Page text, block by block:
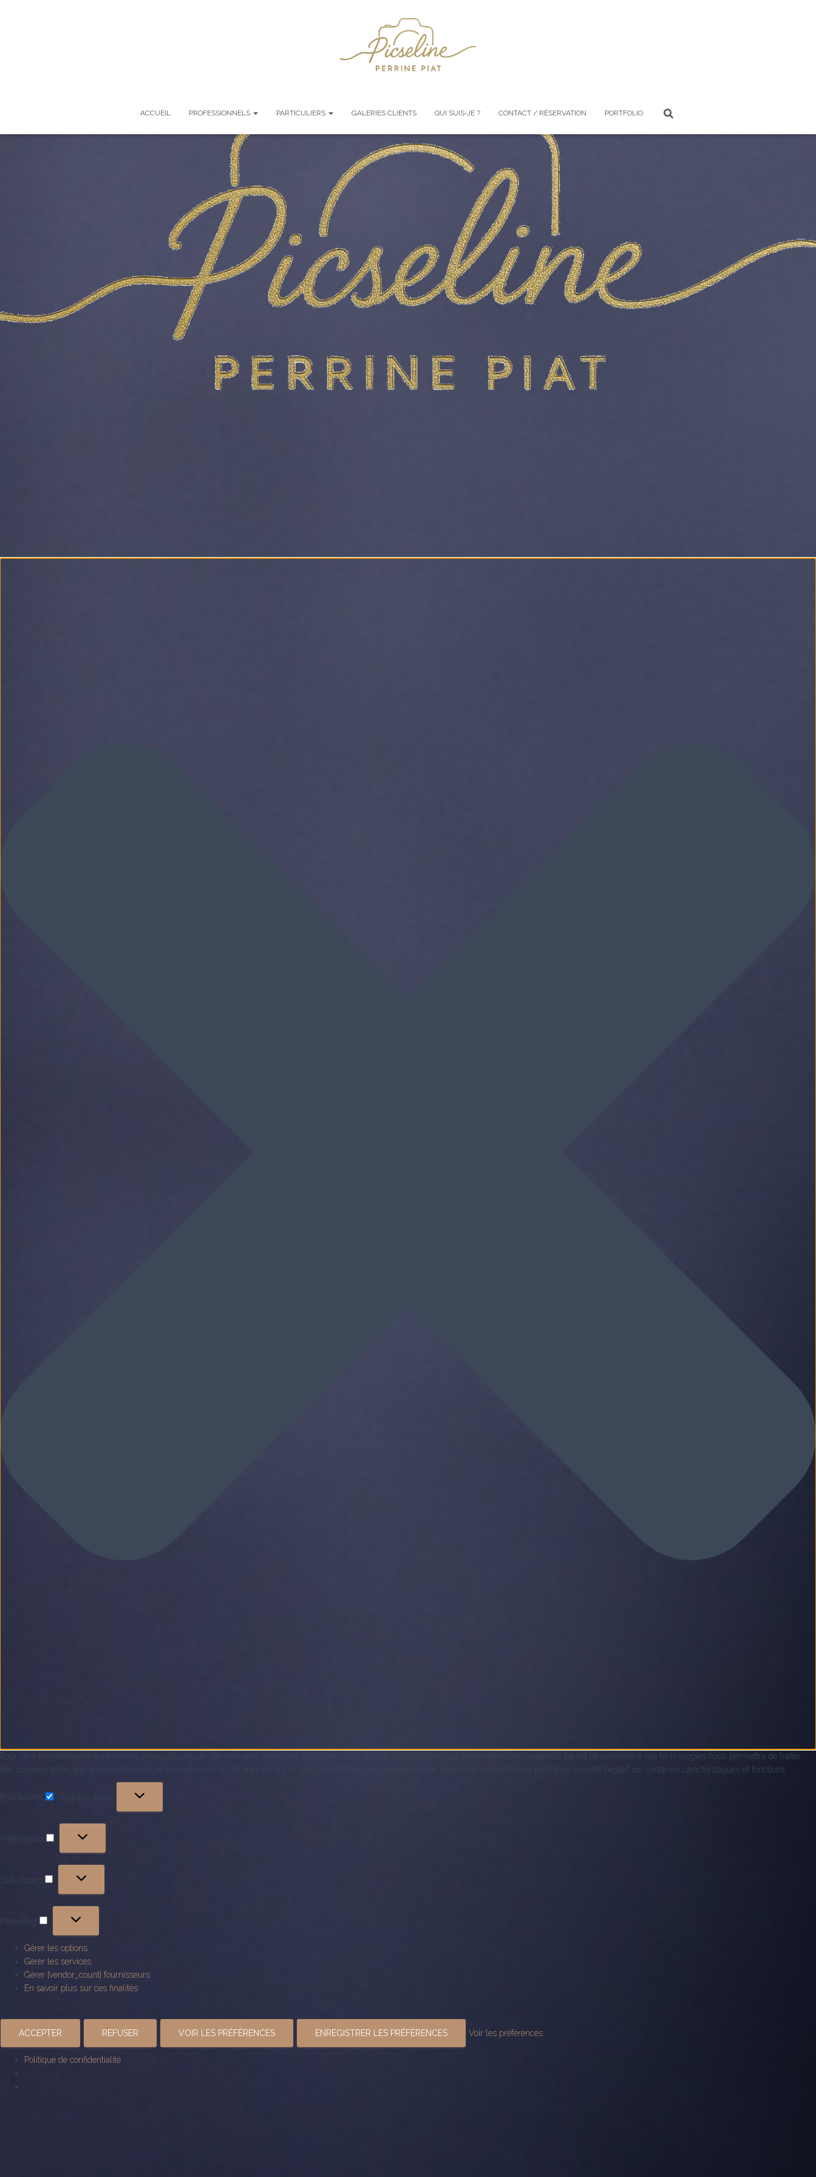
Pour offrir les meilleures expériences, nous utilisons des technologies telles que les cookies pour stocker et/ou accéder aux informations des appareils. Le fait de consentir à ces technologies nous permettra de traiter
des données telles que le comportement de navigation ou les ID uniques sur ce site. Le fait de ne pas consentir ou de retirer son consentement peut avoir un effet négatif sur certaines caractéristiques et fonctions.
Préférences
Statistiques
Marketing
Gérer les options
Gérer les services
Gérer {vendor_count} fournisseurs
En savoir plus sur ces finalités
ACCEPTER REFUSER VOIR LES PRÉFÉRENCES ENREGISTRER LES PRÉFÉRENCES Voir les préférences
Politique de confidentialité
ACCUEIL PROFESSIONNELS PARTICULIERS GALERIES CLIENTS QUI SUIS-JE ? CONTACT / RÉSERVATION PORTFOLIO